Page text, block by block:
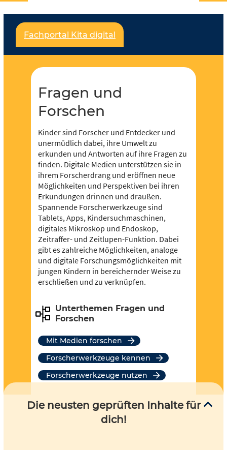
dich inspirieren!
Für jeden und jede ist etwas dabei und es soll
noch viel mehr werden – dafür brauchen wir deine
Unterstützung,werde Teil der Community! Du
kannst in Redaktionen mitarbeiten und eigene
Verfügung stellen.
Fachportal Kita digital
Fragen und
Forschen
Kinder sind Forscher und Entdecker und
unermüdlich dabei, ihre Umwelt zu
erkunden und Antworten auf ihre Fragen zu
finden. Digitale Medien unterstützen sie in
ihrem Forscherdrang und eröffnen neue
Möglichkeiten und Perspektiven bei ihren
Erkundungen drinnen und draußen.
Spannende Forscherwerkzeuge sind
Tablets, Apps, Kindersuchmaschinen,
digitales Mikroskop und Endoskop,
Zeitraffer- und Zeitlupen-Funktion. Dabei
gibt es zahlreiche Möglichkeiten, analoge
und digitale Forschungsmöglichkeiten mit
jungen Kindern in bereichernder Weise zu
erschließen und zu verknüpfen.
Unterthemen Fragen und
Forschen
Mit Medien forschen
Forscherwerkzeuge kennen
Forscherwerkzeuge nutzen
Die neusten geprüften Inhalte für
dich!